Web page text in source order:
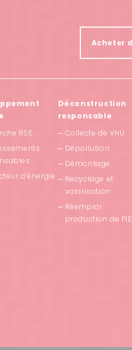
Acheter
RSE
d’énergie
Déconstruction
responsable
Collecte de VHU
Dépollution
Démontage
Recyclage et
valorisation
Réemploi :
production de